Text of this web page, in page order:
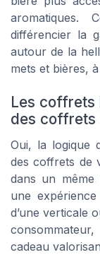
aromatiques.
différencier la
autour de la
mets et bières,
Les coffrets
des coffrets
Oui, la logique
des coffrets de
dans un même
une
d’une verticale
cadeau